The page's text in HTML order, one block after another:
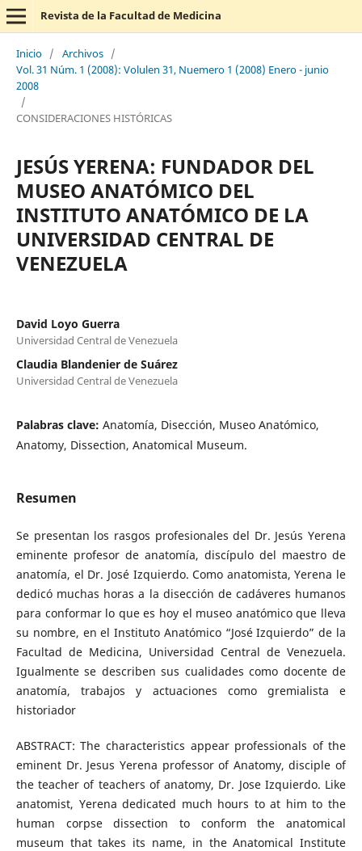
Revista de la Facultad de Medicina
Inicio / Archivos /
Vol. 31 Núm. 1 (2008): Volulen 31, Nuemero 1 (2008) Enero - junio
2008
/
CONSIDERACIONES HISTÓRICAS
JESÚS YERENA: FUNDADOR DEL
MUSEO ANATÓMICO DEL
INSTITUTO ANATÓMICO DE LA
UNIVERSIDAD CENTRAL DE
VENEZUELA
David Loyo Guerra
Universidad Central de Venezuela
Claudia Blandenier de Suárez
Universidad Central de Venezuela
Palabras clave: Anatomía, Disección, Museo Anatómico,
Anatomy, Dissection, Anatomical Museum.
Resumen
Se presentan los rasgos profesionales del Dr. Jesús Yerena
eminente profesor de anatomía, discípulo del maestro de
anatomía, el Dr. José Izquierdo. Como anatomista, Yerena le
dedicó muchas horas a la disección de cadáveres humanos
para conformar lo que es hoy el museo anatómico que lleva
su nombre, en el Instituto Anatómico “José Izquierdo” de la
Facultad de Medicina, Universidad Central de Venezuela.
Igualmente se describen sus cualidades como docente de
anatomía, trabajos y actuaciones como gremialista e
historiador
ABSTRACT: The characteristics appear professionals of the
eminent Dr. Jesus Yerena professor of Anatomy, disciple of
the teacher of teachers of anatomy, Dr. Jose Izquierdo. Like
anatomist, Yerena dedicated much hours to at him to the
human corpse dissection to conform the anatomical
museum that takes its name, in the Anatomical Institute